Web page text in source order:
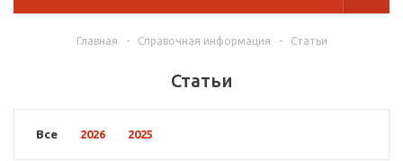
Главная - Справочная информация - Статьи
Статьи
Все 2026 2025